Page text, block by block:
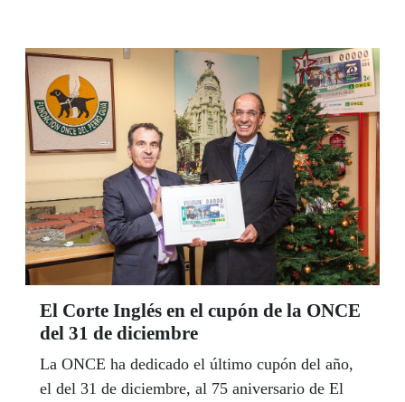
El Corte Inglés en el cupón de la ONCE
del 31 de diciembre
La ONCE ha dedicado el último cupón del año,
el del 31 de diciembre, al 75 aniversario de El